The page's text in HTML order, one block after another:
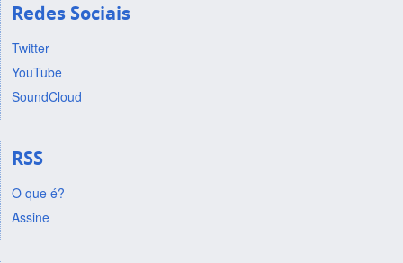
Redes Sociais
Twitter
YouTube
SoundCloud
RSS
O que é?
Assine